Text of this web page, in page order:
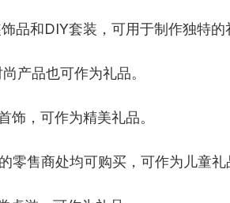
品和DIY套装，可用于制作独特的
产品也可作为礼品。
饰，可作为精美礼品。
零售商处均可购买，可作为儿童礼